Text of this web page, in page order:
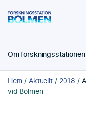
tillForskningsstation
Om forskningsstationen
Du
är
här:
Hem Aktuellt 2018
vid Bolmen